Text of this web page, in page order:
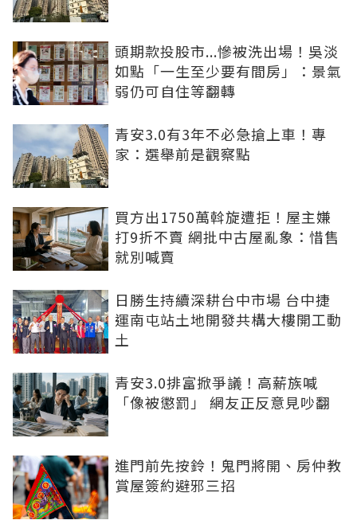
頭期款投股市...慘被洗出場！吳淡
如點「一生至少要有間房」：景氣
弱仍可自住等翻轉
青安3.0有3年不必急搶上車！專
家：選舉前是觀察點
買方出1750萬斡旋遭拒！屋主嫌
打9折不賣 網批中古屋亂象：惜售
就別喊賣
日勝生持續深耕台中市場 台中捷
運南屯站土地開發共構大樓開工動
土
青安3.0排富掀爭議！高薪族喊
「像被懲罰」 網友正反意見吵翻
進門前先按鈴！鬼門將開、房仲教
賞屋簽約避邪三招